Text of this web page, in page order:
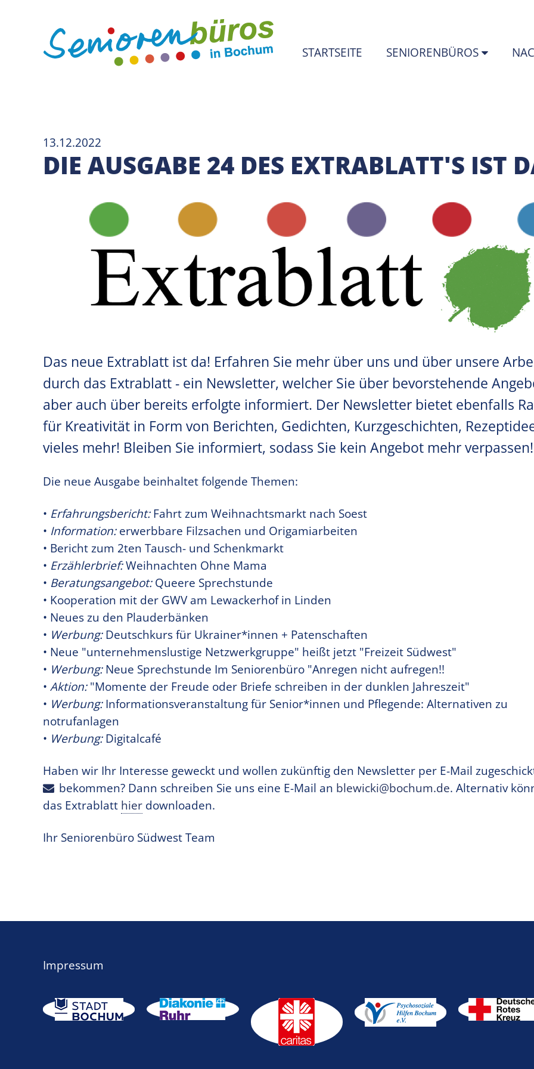
STARTSEITE SENIORENBÜROS
13.12.2022
DIE AUSGABE 24 DES EXTRABLATT'S IST
Das neue Extrablatt ist da! Erfahren Sie mehr über uns und über unsere
durch das Extrablatt - ein Newsletter, welcher Sie über bevorstehende
aber auch über bereits erfolgte informiert. Der Newsletter bietet ebenfalls
für Kreativität in Form von Berichten, Gedichten, Kurzgeschichten,
vieles mehr! Bleiben Sie informiert, sodass Sie kein Angebot mehr verpassen!
Die neue Ausgabe beinhaltet folgende Themen:
• Erfahrungsbericht:Fahrt zum Weihnachtsmarkt nach Soest
• Information:erwerbbare Filzsachen und Origamiarbeiten
• Bericht zum 2ten Tausch- und Schenkmarkt
• Erzählerbrief:Weihnachten Ohne Mama
• Beratungsangebot:Queere Sprechstunde
• Kooperation mit der GWV am Lewackerhof in Linden
• Neues zu den Plauderbänken
• Werbung:Deutschkurs für Ukrainer*innen + Patenschaften
• Neue "unternehmenslustige Netzwerkgruppe" heißt jetzt "Freizeit Südwest"
• Werbung:Neue Sprechstunde Im Seniorenbüro "Anregen nicht aufregen!!
• Aktion:"Momente der Freude oder Briefe schreiben in der dunklen Jahreszeit"
• Werbung:Informationsveranstaltung für Senior*innen und Pflegende: Alternativen zu
notrufanlagen
• Werbung:Digitalcafé
Haben wir Ihr Interesse geweckt und wollen zukünftig den Newsletter per E-Mail
bekommen? Dann schreiben Sie uns eine E-Mail an blewicki@bochum.de. Alternativ
das Extrablatt hier downloaden.
Ihr Seniorenbüro Südwest Team
Impressum